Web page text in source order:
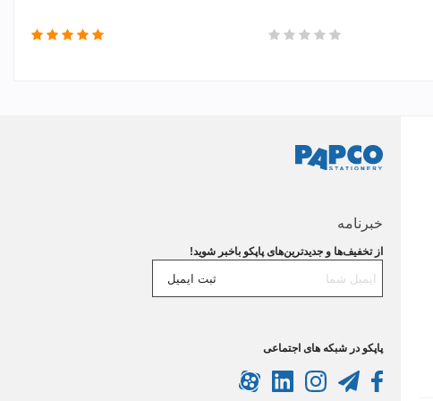
خبرنامه
از تخفیف‌ها و جدیدترین‌های پاپکو باخبر شوید!
ثبت ایمیل
پاپکو در شبکه های اجتماعی